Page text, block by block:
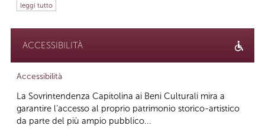
leggi tutto
ACCESSIBILITÀ
Accessibilità
La Sovrintendenza Capitolina ai Beni Culturali mira a
garantire l’accesso al proprio patrimonio storico-artistico
da parte del più ampio pubblico...